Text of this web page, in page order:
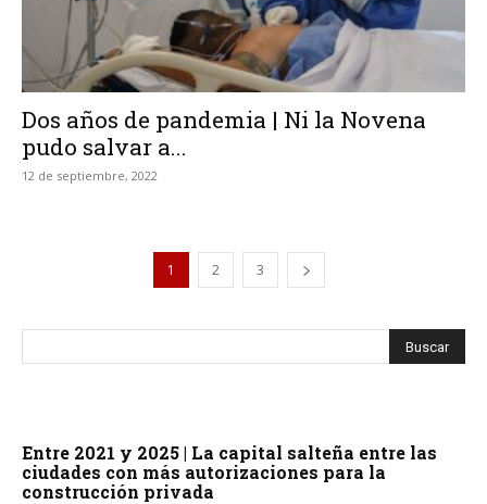
Dos años de pandemia | Ni la Novena
pudo salvar a...
12 de septiembre, 2022
1 2 3
Entre 2021 y 2025 | La capital salteña entre las
ciudades con más autorizaciones para la
construcción privada